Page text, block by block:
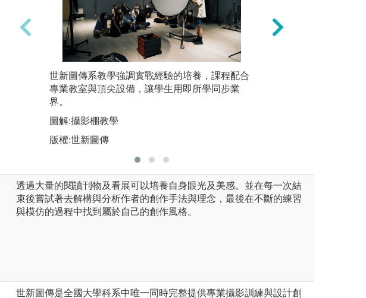
業界參訪
圖解:進行異地教學參訪活動
世新圖傳系教學強調實戰經驗的培養，課程配合
專業教室與頂尖設備，讓學生用即所學同步業
界。
圖解:攝影棚教學
版權:世新圖傳
透過大量的閱讀刊物及看展可以培養自身眼光及美感。並在每一次結
束後嘗試著去解構與分析作者的創作手法與理念，最後在不斷的練習
與模仿的過程中找到屬於自己的創作風格。
世新圖傳是全國大學科系中唯一同時完整提供專業攝影訓練與設計創